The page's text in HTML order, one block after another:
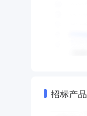
招标产品